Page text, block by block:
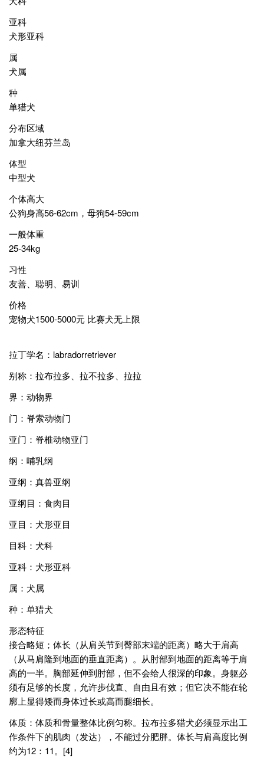
亚科
犬形亚科
属
犬属
种
单猎犬
分布区域
加拿大纽芬兰岛
体型
中型犬
个体高大
公狗身高56-62cm，母狗54-59cm
一般体重
25-34kg
习性
友善、聪明、易训
价格
宠物犬1500-5000元 比赛犬无上限
拉丁学名：labradorretriever
别称：拉布拉多、拉不拉多、拉拉
界：动物界
门：脊索动物门
亚门：脊椎动物亚门
纲：哺乳纲
亚纲：真兽亚纲
亚纲目：食肉目
亚目：犬形亚目
目科：犬科
亚科：犬形亚科
属：犬属
种：单猎犬
形态特征
接合略短；体长（从肩关节到臀部末端的距离）略大于肩高
（从马肩隆到地面的垂直距离）。从肘部到地面的距离等于肩
高的一半。胸部延伸到肘部，但不会给人很深的印象。身躯必
须有足够的长度，允许步伐直、自由且有效；但它决不能在轮
廓上显得矮而身体过长或高而腿细长。
体质：体质和骨量整体比例匀称。拉布拉多猎犬必须显示出工
作条件下的肌肉（发达），不能过分肥胖。体长与肩高度比例
约为12：11。[4]